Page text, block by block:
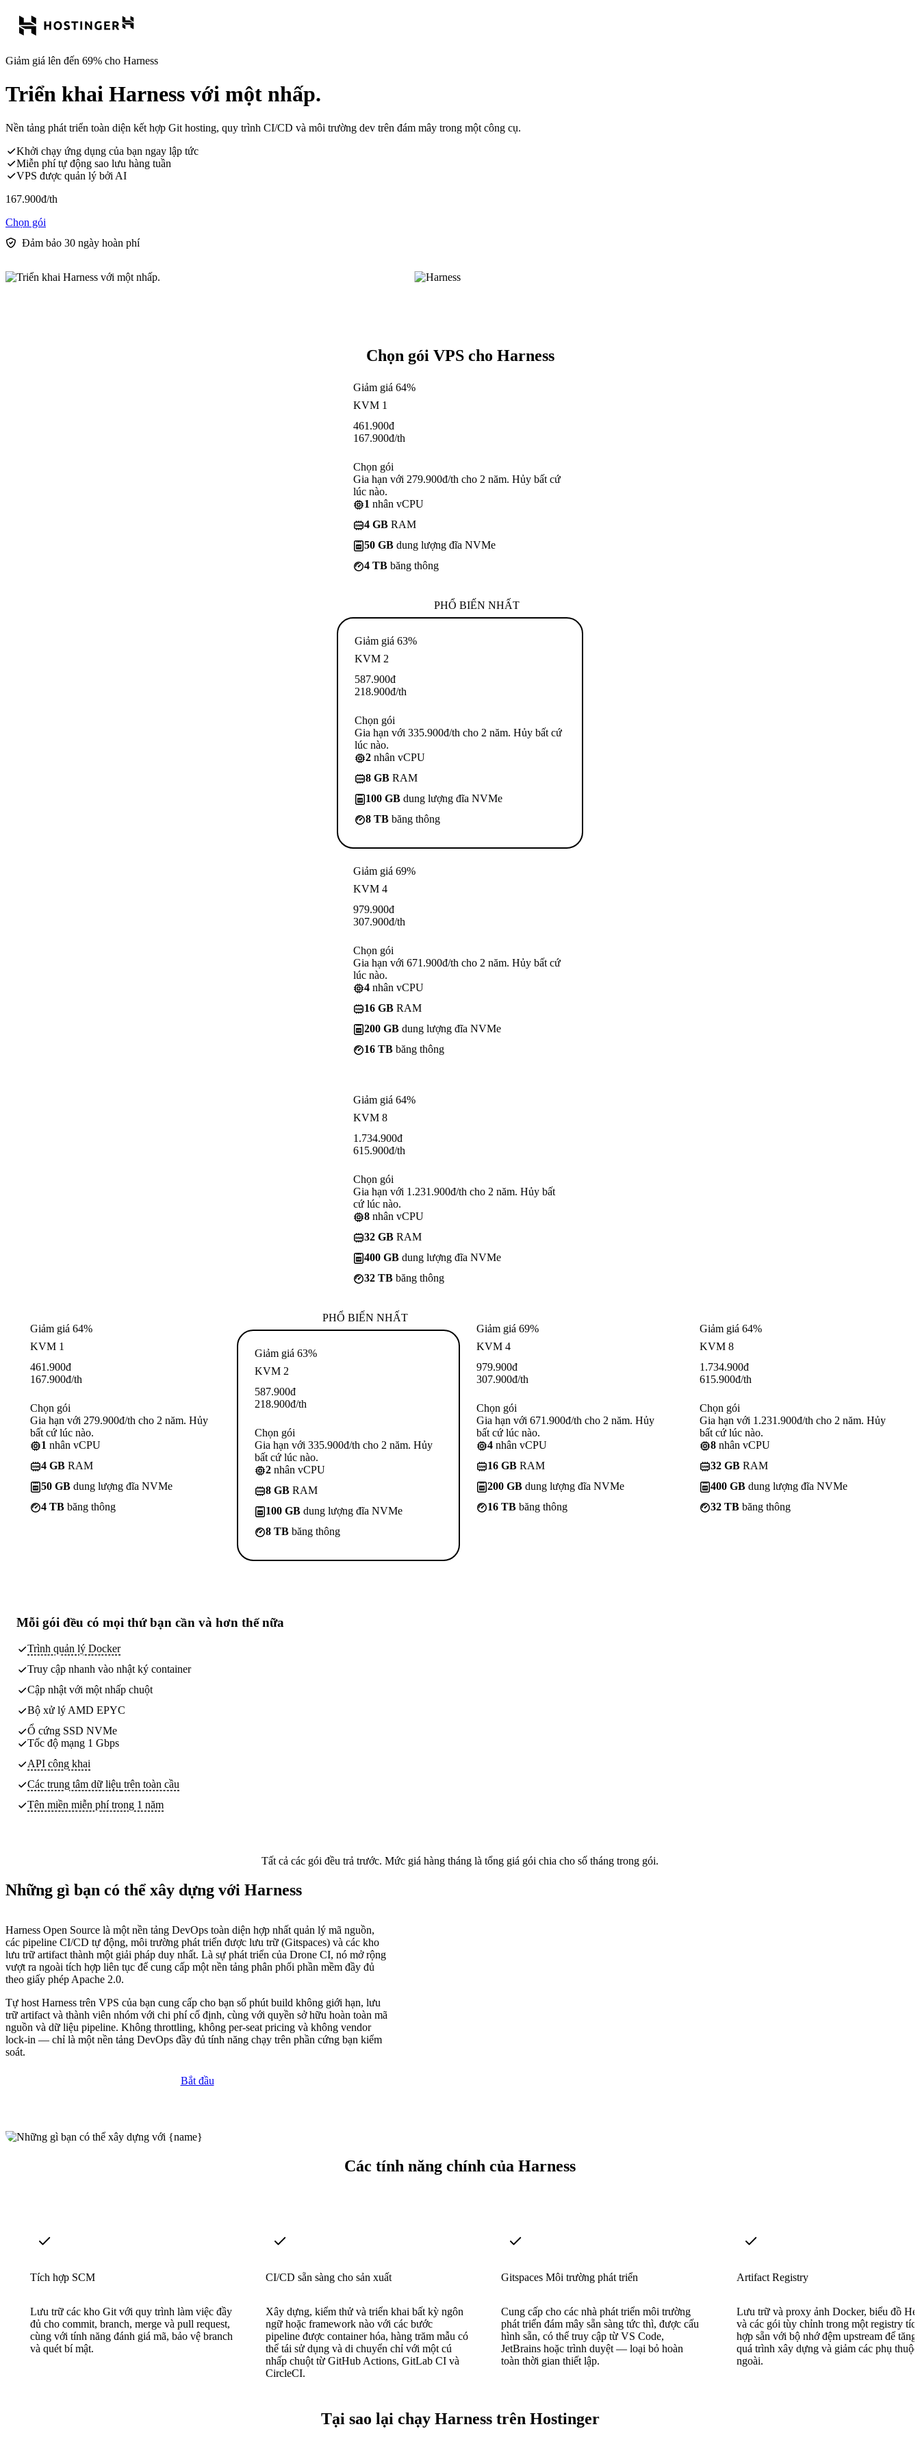
Giảm giá lên đến 69% cho Harness
Triển khai Harness với một nhấp.
Nền tảng phát triển toàn diện kết hợp Git hosting, quy trình CI/CD và môi trường dev trên đám mây trong một công cụ.
Khởi chạy ứng dụng của bạn ngay lập tức
Miễn phí tự động sao lưu hàng tuần
VPS được quản lý bởi AI
167.900đ/th
Chọn gói
Đảm bảo 30 ngày hoàn phí
Chọn gói VPS cho Harness
Giảm giá 64%
KVM 1
461.900đ
167.900đ/th
Chọn gói
Gia hạn với 279.900đ/th cho 2 năm. Hủy bất cứ
lúc nào.
1 nhân vCPU
4 GB RAM
50 GB dung lượng đĩa NVMe
4 TB băng thông
PHỔ BIẾN NHẤT
Giảm giá 63%
KVM 2
587.900đ
218.900đ/th
Chọn gói
Gia hạn với 335.900đ/th cho 2 năm. Hủy bất cứ
lúc nào.
2 nhân vCPU
8 GB RAM
100 GB dung lượng đĩa NVMe
8 TB băng thông
Giảm giá 69%
KVM 4
979.900đ
307.900đ/th
Chọn gói
Gia hạn với 671.900đ/th cho 2 năm. Hủy bất cứ
lúc nào.
4 nhân vCPU
16 GB RAM
200 GB dung lượng đĩa NVMe
16 TB băng thông
Giảm giá 64%
KVM 8
1.734.900đ
615.900đ/th
Chọn gói
Gia hạn với 1.231.900đ/th cho 2 năm. Hủy bất
cứ lúc nào.
8 nhân vCPU
32 GB RAM
400 GB dung lượng đĩa NVMe
32 TB băng thông
Giảm giá 64%
KVM 1
461.900đ
167.900đ/th
Chọn gói
Gia hạn với 279.900đ/th cho 2 năm. Hủy
bất cứ lúc nào.
1 nhân vCPU
4 GB RAM
50 GB dung lượng đĩa NVMe
4 TB băng thông
PHỔ BIẾN NHẤT
Giảm giá 63%
KVM 2
587.900đ
218.900đ/th
Chọn gói
Gia hạn với 335.900đ/th cho 2 năm. Hủy
bất cứ lúc nào.
2 nhân vCPU
8 GB RAM
100 GB dung lượng đĩa NVMe
8 TB băng thông
Giảm giá 69%
KVM 4
979.900đ
307.900đ/th
Chọn gói
Gia hạn với 671.900đ/th cho 2 năm. Hủy
bất cứ lúc nào.
4 nhân vCPU
16 GB RAM
200 GB dung lượng đĩa NVMe
16 TB băng thông
Giảm giá 64%
KVM 8
1.734.900đ
615.900đ/th
Chọn gói
Gia hạn với 1.231.900đ/th cho 2 năm. Hủy
bất cứ lúc nào.
8 nhân vCPU
32 GB RAM
400 GB dung lượng đĩa NVMe
32 TB băng thông
Mỗi gói đều có mọi thứ bạn cần và hơn thế nữa
Trình quản lý Docker
Truy cập nhanh vào nhật ký container
Cập nhật với một nhấp chuột
Bộ xử lý AMD EPYC
Ổ cứng SSD NVMe
Tốc độ mạng 1 Gbps
API công khai
Các trung tâm dữ liệu trên toàn cầu
Tên miền miễn phí trong 1 năm
Tất cả các gói đều trả trước. Mức giá hàng tháng là tổng giá gói chia cho số tháng trong gói.
Những gì bạn có thể xây dựng với Harness
Harness Open Source là một nền tảng DevOps toàn diện hợp nhất quản lý mã nguồn,
các pipeline CI/CD tự động, môi trường phát triển được lưu trữ (Gitspaces) và các kho
lưu trữ artifact thành một giải pháp duy nhất. Là sự phát triển của Drone CI, nó mở rộng
vượt ra ngoài tích hợp liên tục để cung cấp một nền tảng phân phối phần mềm đầy đủ
theo giấy phép Apache 2.0.
Tự host Harness trên VPS của bạn cung cấp cho bạn số phút build không giới hạn, lưu
trữ artifact và thành viên nhóm với chi phí cố định, cùng với quyền sở hữu hoàn toàn mã
nguồn và dữ liệu pipeline. Không throttling, không per-seat pricing và không vendor
lock-in — chỉ là một nền tảng DevOps đầy đủ tính năng chạy trên phần cứng bạn kiểm
soát.
Bắt đầu
Các tính năng chính của Harness
Tích hợp SCM
Lưu trữ các kho Git với quy trình làm việc đầy
đủ cho commit, branch, merge và pull request,
cùng với tính năng đánh giá mã, bảo vệ branch
và quét bí mật.
CI/CD sẵn sàng cho sản xuất
Xây dựng, kiểm thử và triển khai bất kỳ ngôn
ngữ hoặc framework nào với các bước
pipeline được container hóa, hàng trăm mẫu có
thể tái sử dụng và di chuyển chỉ với một cú
nhấp chuột từ GitHub Actions, GitLab CI và
CircleCI.
Gitspaces Môi trường phát triển
Cung cấp cho các nhà phát triển môi trường
phát triển đám mây sẵn sàng tức thì, được cấu
hình sẵn, có thể truy cập từ VS Code,
JetBrains hoặc trình duyệt — loại bỏ hoàn
toàn thời gian thiết lập.
Artifact Registry
Lưu trữ và proxy ảnh Docker, biểu đồ
và các gói tùy chỉnh trong một registry
hợp sẵn với bộ nhớ đệm upstream để tăng
quá trình xây dựng và giảm các phụ
ngoài.
Tại sao lại chạy Harness trên Hostinger